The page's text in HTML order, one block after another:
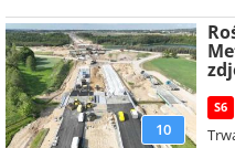
10
S6